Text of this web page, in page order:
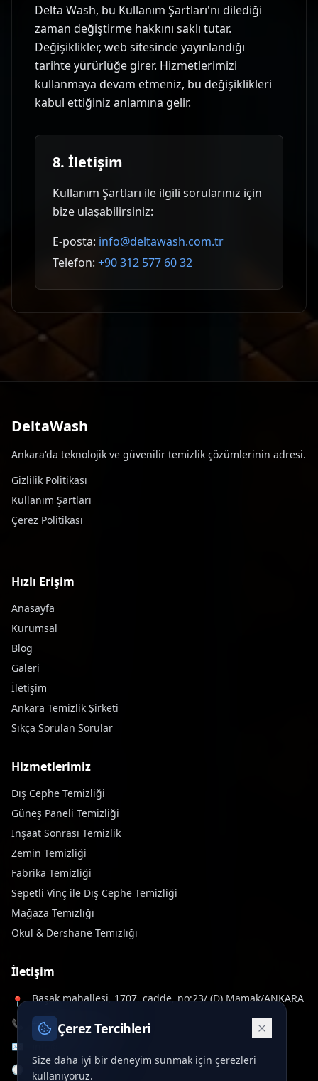
Delta Wash, bu Kullanım Şartları'nı dilediği
zaman değiştirme hakkını saklı tutar.
Değişiklikler, web sitesinde yayınlandığı
tarihte yürürlüğe girer. Hizmetlerimizi
kullanmaya devam etmeniz, bu değişiklikleri
kabul ettiğiniz anlamına gelir.
8. İletişim
Kullanım Şartları ile ilgili sorularınız için
bize ulaşabilirsiniz:
E-posta: info@deltawash.com.tr
Telefon: +90 312 577 60 32
DeltaWash
Ankara'da teknolojik ve güvenilir temizlik çözümlerinin adresi.
Gizlilik Politikası
Kullanım Şartları
Çerez Politikası
Hızlı Erişim
Anasayfa
Kurumsal
Blog
Galeri
İletişim
Ankara Temizlik Şirketi
Sıkça Sorulan Sorular
Hizmetlerimiz
Dış Cephe Temizliği
Güneş Paneli Temizliği
İnşaat Sonrası Temizlik
Zemin Temizliği
Fabrika Temizliği
Sepetli Vinç ile Dış Cephe Temizliği
Mağaza Temizliği
Okul & Dershane Temizliği
İletişim
📍
Başak mahallesi, 1707. cadde, no:23/ (D) Mamak/ANKARA
📞
+90 312 577 60 32
✉️
🕒
7/24 Hizmet
Çerez Tercihleri
Size daha iyi bir deneyim sunmak için çerezleri
kullanıyoruz.